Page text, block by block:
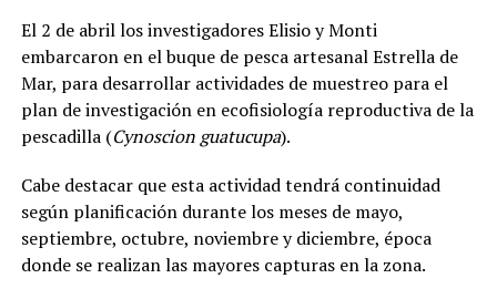
El 2 de abril los investigadores Elisio y Monti
embarcaron en el buque de pesca artesanal Estrella de
Mar, para desarrollar actividades de muestreo para el
plan de investigación en ecofisiología reproductiva de la
pescadilla (Cynoscion guatucupa).
Cabe destacar que esta actividad tendrá continuidad
según planificación durante los meses de mayo,
septiembre, octubre, noviembre y diciembre, época
donde se realizan las mayores capturas en la zona.